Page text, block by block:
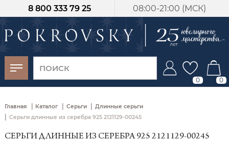
08:00-21:00 (МСК)
8 800 333 79 25
0 0
Главная | Каталог | Серьги | Длинные серьги
| Серьги длинные из серебра 925 2121129-00245
СЕРЬГИ ДЛИННЫЕ ИЗ СЕРЕБРА 925 2121129-00245
-30%
от 15 дней с
момента оплаты